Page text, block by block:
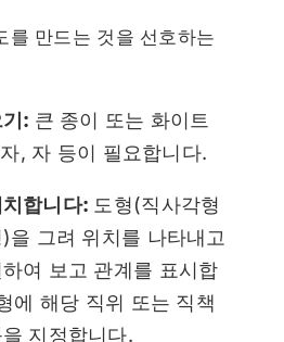
를 만드는 것을 선호하는
: 큰 종이 또는 화이트
, 자 등이 필요합니다.
합니다: 도형(직사각형
을 그려 위치를 나타내고
여 보고 관계를 표시합
에 해당 직위 또는 직책
지정합니다.